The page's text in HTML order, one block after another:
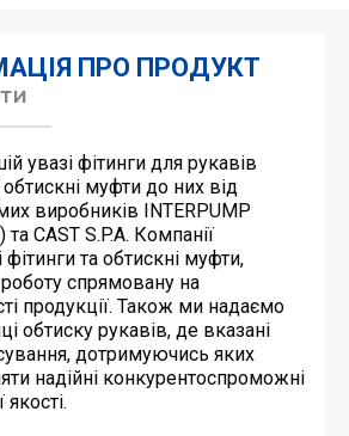
ПРО ПРОДУКТ
увазі фітинги для рукавів
обтискні муфти до них від
виробників INTERPUMP
та CAST S.P.A. Компанії
та обтискні муфти,
спрямовану на
продукції. Також ми надаємо
обтиску рукавів, де вказані
дотримуючись яких
надійні конкурентоспроможні